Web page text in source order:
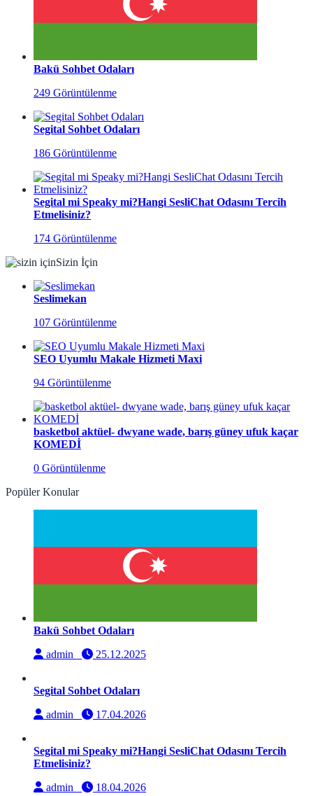
Bakü Sohbet Odaları
249 Görüntülenme
Segital Sohbet Odaları
186 Görüntülenme
Segital mi Speaky mi?Hangi SesliChat Odasını Tercih
Etmelisiniz?
174 Görüntülenme
Sizin İçin
Seslimekan
107 Görüntülenme
SEO Uyumlu Makale Hizmeti Maxi
94 Görüntülenme
basketbol aktüel- dwyane wade, barış güney ufuk kaçar
KOMEDİ
0 Görüntülenme
Popüler Konular
Bakü Sohbet Odaları
admin
25.12.2025
Segital Sohbet Odaları
admin
17.04.2026
Segital mi Speaky mi?Hangi SesliChat Odasını Tercih
Etmelisiniz?
admin
18.04.2026